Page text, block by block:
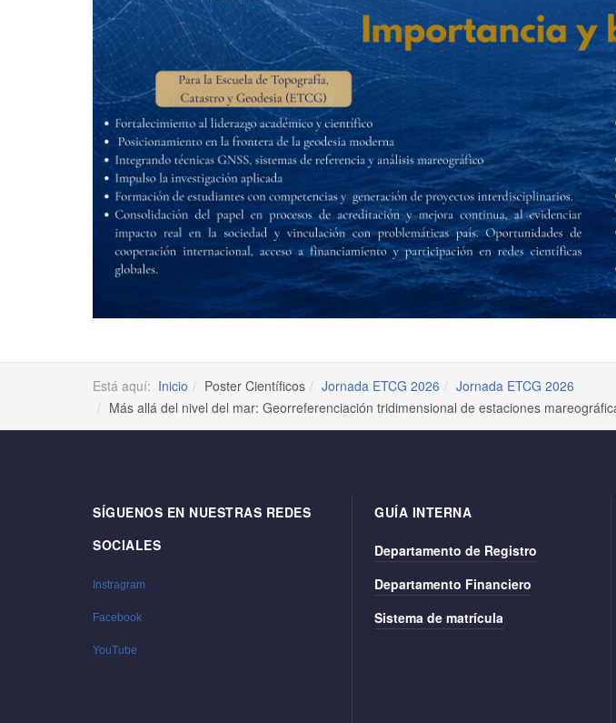
Está aquí: Inicio Poster Científicos Jornada ETCG 2026
Jornada ETCG 2026
Más allá del nivel del mar: Georreferenciación tridimensional de estaciones
SÍGUENOS EN NUESTRAS REDES
SOCIALES
Instragram
Facebook
YouTube
GUÍA INTERNA
Departamento de Registro
Departamento Financiero
Sistema de matrícula